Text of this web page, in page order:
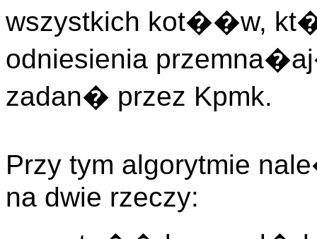
wszystkich kot��w,
odniesienia
zadan� przez Kpmk.
Przy tym algorytmie
na dwie rzeczy: